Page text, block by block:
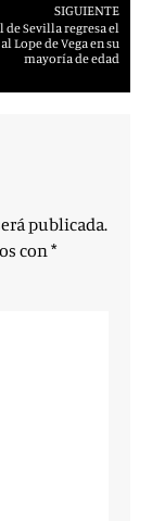
SIGUIENTE
de Sevilla regresa el
Lope de Vega en su
mayoría de edad
publicada.
con*